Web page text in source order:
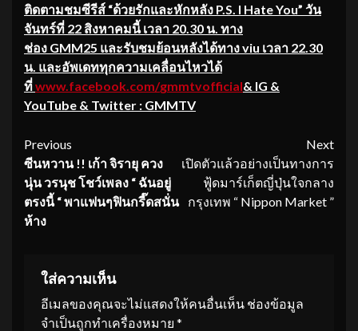
ติดตามชมซีรีส์ “ด้วยรักและหักหลัง P.S. I Hate You” วัน
จันทร์ที่ 22 สิงหาคมนี้ เวลา 20.30 น. ทาง
ช่อง GMM25 และรับชมย้อนหลังได้ทางviu เวลา 22.30
น. และอัพเดททุกความเคลื่อนไหวได้
ที่www.facebook.com/gmmtvofficial& IG &
YouTube & Twitter : GMMTV
Continue
Reading
Previous
ซีนหวาน !! เก้า จิรายุ ควง
นุ่น วรนุช โชว์เพลง “ ฉันอยู่
ตรงนี้ “ พาแฟนๆฟินกรี๊ดสนั่น
ห้าง
Next
เปิดตัวแล้วอย่างเป็นทางการ
ฟู้ดมาร์เก็ตญี่ปุ่นใจกลาง
กรุงเทพ “ Nippon Market ”
ใส่ความเห็น
อีเมลของคุณจะไม่แสดงให้คนอื่นเห็น ช่องข้อมูล
จำเป็นถูกทำเครื่องหมาย *